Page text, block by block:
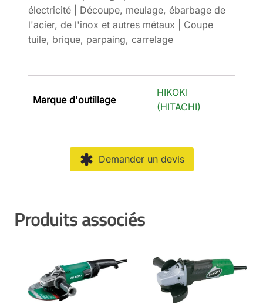
électricité | Découpe, meulage, ébarbage de
l'acier, de l'inox et autres métaux | Coupe
tuile, brique, parpaing, carrelage
Marque d'outillage
HIKOKI
(HITACHI)
Demander un devis
Produits associés